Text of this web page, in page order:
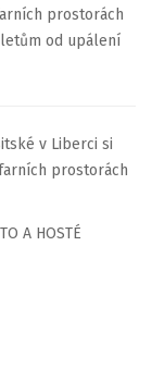
prostorách
od upálení
v Liberci si
prostorách
A HOSTÉ